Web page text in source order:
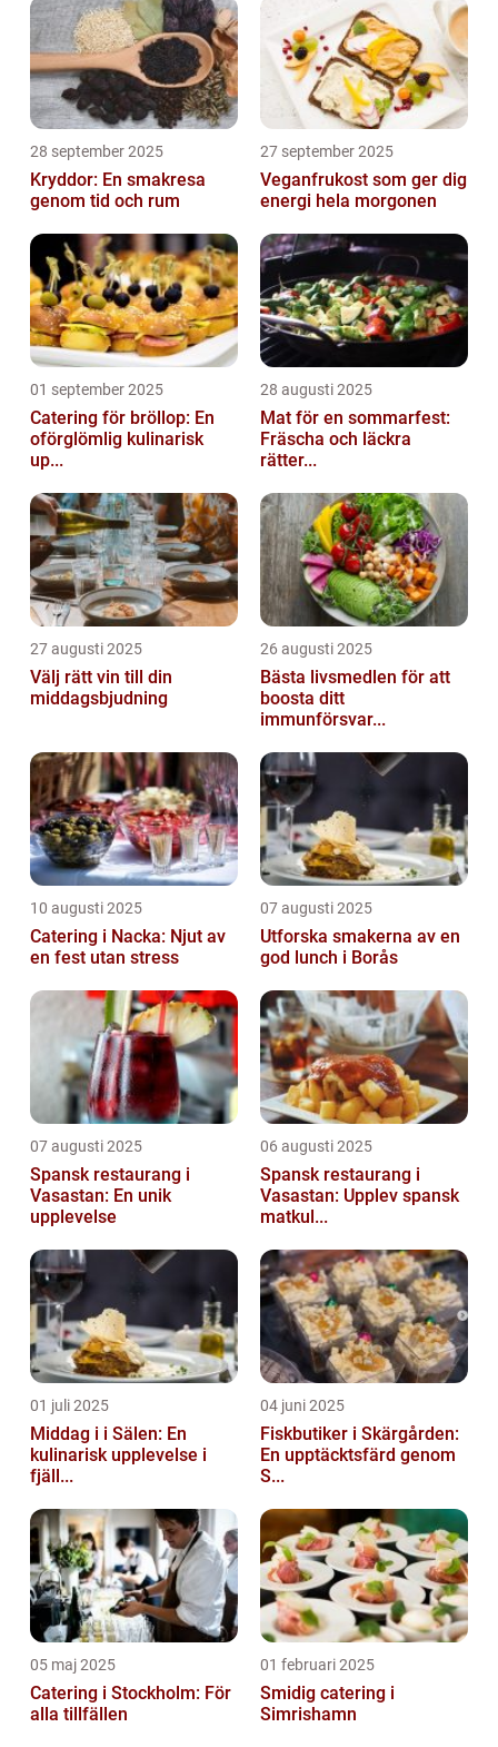
28 september 2025
Kryddor: En smakresa
genom tid och rum
27 september 2025
Veganfrukost som ger dig
energi hela morgonen
01 september 2025
Catering för bröllop: En
oförglömlig kulinarisk
up...
28 augusti 2025
Mat för en sommarfest:
Fräscha och läckra
rätter...
27 augusti 2025
Välj rätt vin till din
middagsbjudning
26 augusti 2025
Bästa livsmedlen för att
boosta ditt
immunförsvar...
10 augusti 2025
Catering i Nacka: Njut av
en fest utan stress
07 augusti 2025
Utforska smakerna av en
god lunch i Borås
07 augusti 2025
Spansk restaurang i
Vasastan: En unik
upplevelse
06 augusti 2025
Spansk restaurang i
Vasastan: Upplev spansk
matkul...
01 juli 2025
Middag i i Sälen: En
kulinarisk upplevelse i
fjäll...
04 juni 2025
Fiskbutiker i Skärgården:
En upptäcktsfärd genom
S...
05 maj 2025
Catering i Stockholm: För
alla tillfällen
01 februari 2025
Smidig catering i
Simrishamn